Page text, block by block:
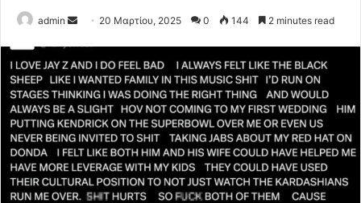
admin
Send 20 Μαρτίου, 2025 0 144 2 minutes read